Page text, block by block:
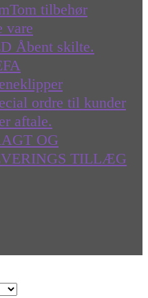
tilbehør
vare
Åbent skilte.
ordre til kunder
aftale.
OG
TILLÆG